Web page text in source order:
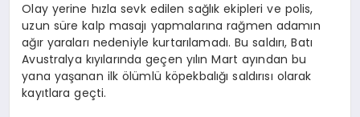
Olay yerine hızla sevk edilen sağlık ekipleri ve polis,
uzun süre kalp masajı yapmalarına rağmen adamın
ağır yaraları nedeniyle kurtarılamadı. Bu saldırı, Batı
Avustralya kıyılarında geçen yılın Mart ayından bu
yana yaşanan ilk ölümlü köpekbalığı saldırısı olarak
kayıtlara geçti.